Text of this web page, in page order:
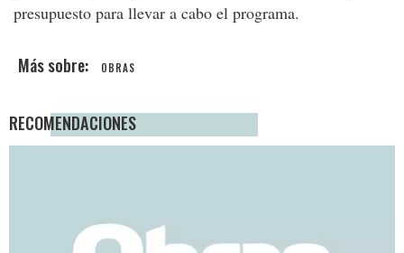
presupuesto para llevar a cabo el programa.
OBRAS
RECOMENDACIONES